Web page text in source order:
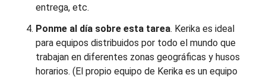
entrega, etc.
Ponme al día sobre esta tarea. Kerika es ideal
para equipos distribuidos por todo el mundo que
trabajan en diferentes zonas geográficas y husos
horarios. (El propio equipo de Kerika es un equipo